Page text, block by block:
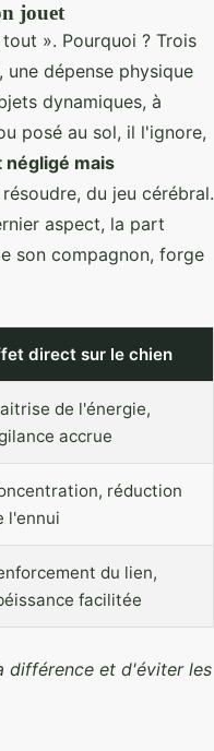
jouet
». Pourquoi ? Trois
dépense physique
dynamiques, à
posé au sol, il l'ignore,
négligé mais
du jeu cérébral.
aspect, la part
son compagnon, forge
direct sur le chien
de l'énergie,
accrue
réduction
l'ennui
du lien,
facilitée
différence et d'éviter les